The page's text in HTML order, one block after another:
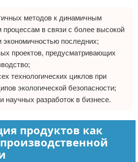
методов к динамичным
процессам в связи с более высокой
последних;
проектов, предусматривающих
технологических циклов при
экологической безопасности;
научных разработок в бизнесе.
продуктов как